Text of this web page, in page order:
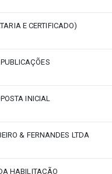
E CERTIFICADO)
INICIAL
& FERNANDES LTDA
HABILITAÇÃO